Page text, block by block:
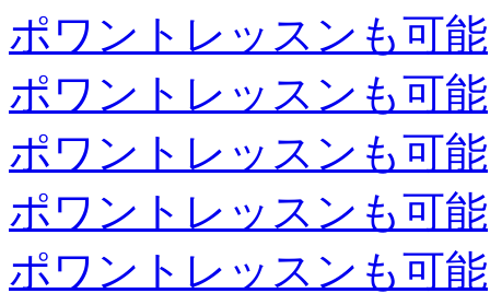
ポワントレッスンも可能
ポワントレッスンも可能
ポワントレッスンも可能
ポワントレッスンも可能
ポワントレッスンも可能